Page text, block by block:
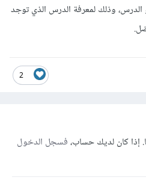
الدرس، وذلك لمعرفة الدرس الذي توجد
2
إذا كان لديك حساب،فسجل الدخول